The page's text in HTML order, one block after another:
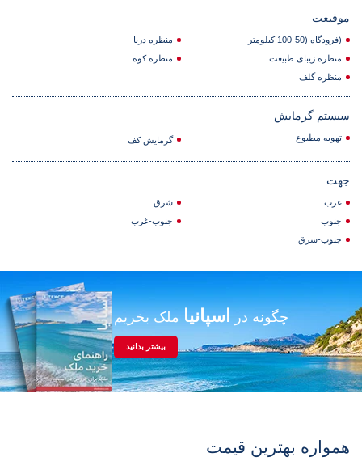
موقیعت
(فرودگاه (50-100 کیلومتر
منظره دریا
منظره زیبای طبیعت
منطره کوه
منظره گلف
سیستم گرمایش
تهویه مطبوع گرمایش کف
جهت
غرب
شرق
جنوب
جنوب-غرب
جنوب-شرق
چگونه دراسپانیاملک بخریم
بیشتر بدانید
همواره بهترین قیمت